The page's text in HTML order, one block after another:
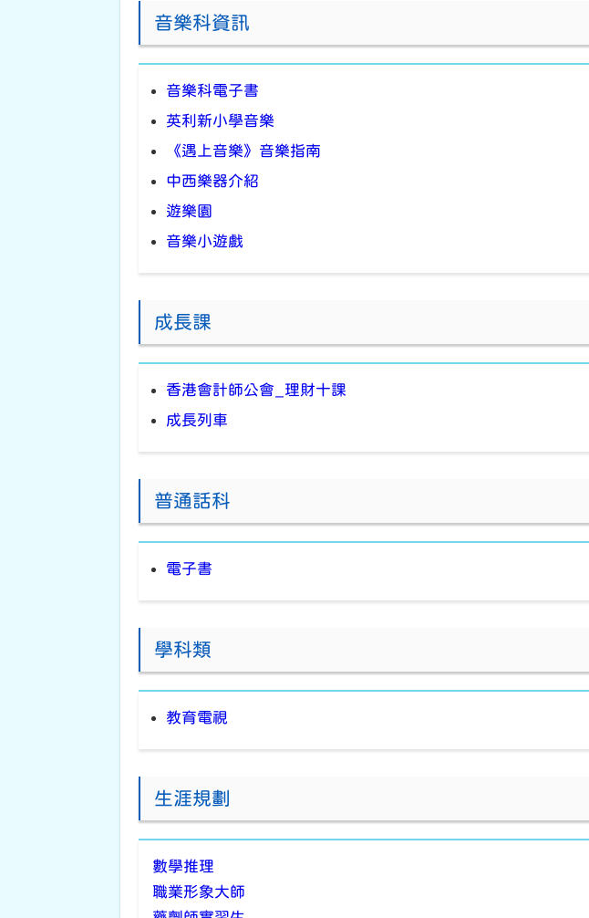
音樂科資訊
音樂科電子書
英利新小學音樂
《遇上音樂》音樂指南
中西樂器介紹
遊樂園
音樂小遊戲
成長課
香港會計師公會_理財十課
成長列車
普通話科
電子書
學科類
教育電視
生涯規劃
數學推理
職業形象大師